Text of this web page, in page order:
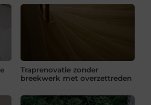
Traprenovatie zonder
breekwerk met overzettreden